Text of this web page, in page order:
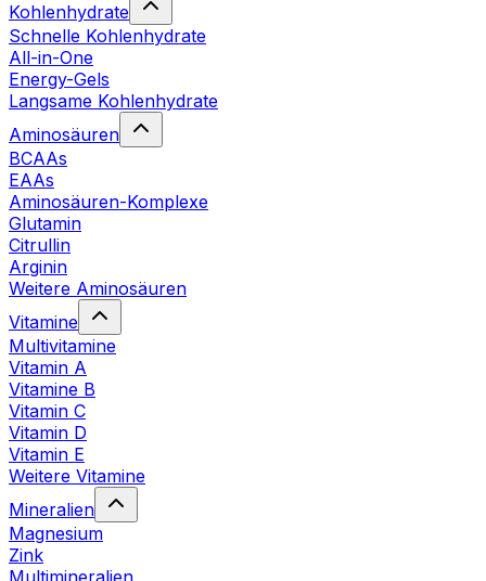
Kohlenhydrate
Schnelle Kohlenhydrate
All-in-One
Energy-Gels
Langsame Kohlenhydrate
Aminosäuren
BCAAs
EAAs
Aminosäuren-Komplexe
Glutamin
Citrullin
Arginin
Weitere Aminosäuren
Vitamine
Multivitamine
Vitamin A
Vitamine B
Vitamin C
Vitamin D
Vitamin E
Weitere Vitamine
Mineralien
Magnesium
Zink